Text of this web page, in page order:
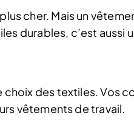
cher. Mais un
durables, c’est aussi
choix des textiles. Vos
vêtements de travail.